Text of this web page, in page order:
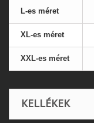
L-es méret
XL-es méret
XXL-es méret
KELLÉKEK